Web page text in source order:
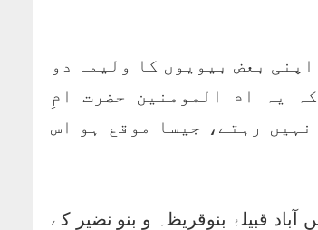
بعض بیویوں کا ولیمہ دو
یہ ام المومنین حضرت امِ
رہتے، جیسا موقع ہو اس
قبیلۂ بنوقریظہ و بنو نضیر کے